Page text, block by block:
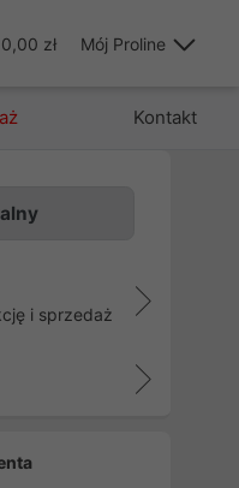
0,00 zł Mój Proline
Kontakt
i sprzedaż